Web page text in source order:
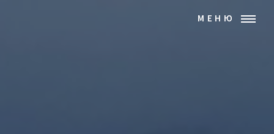
МЕНЮ